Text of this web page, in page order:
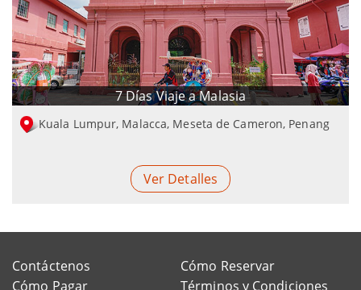
7 Días Viaje a Malasia
Kuala Lumpur, Malacca, Meseta de Cameron, Penang
Ver Detalles
Contáctenos
Cómo Reservar
Cómo Pagar
Términos y Condiciones